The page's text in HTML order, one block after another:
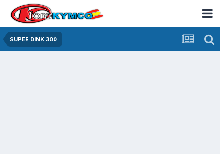
SUPER DINK 300